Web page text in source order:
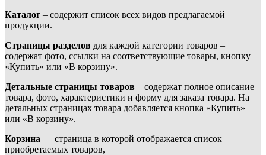
Каталог – содержит список всех видов предлагаемой
продукции.
Страницы разделов для каждой категории товаров –
содержат фото, ссылки на соответствующие товары, кнопку
«Купить» или «В корзину».
Детальные страницы товаров – содержат полное описание
товара, фото, характеристики и форму для заказа товара. На
детальных страницах товара добавляется кнопка «Купить»
или «В корзину».
Корзина — страница в которой отображается список
приобретаемых товаров,